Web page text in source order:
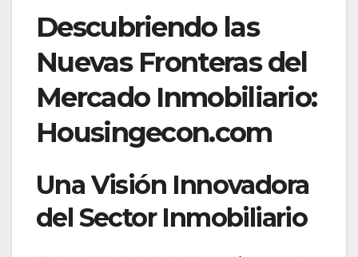
Descubriendo las
Nuevas Fronteras del
Mercado Inmobiliario:
Housingecon.com
Una Visión Innovadora
del Sector Inmobiliario